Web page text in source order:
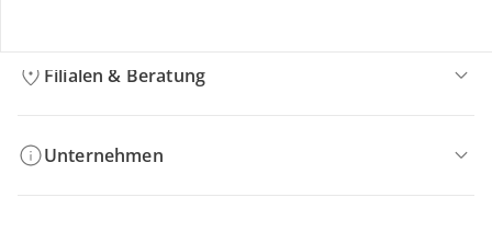
Filialen & Beratung
Unternehmen